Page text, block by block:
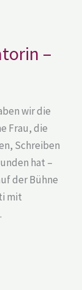
–
wir die
Frau, die
Schreiben
hat –
der Bühne
mit